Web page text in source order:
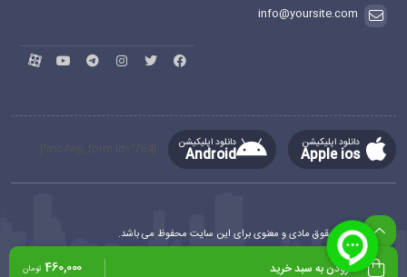
افزودن به سبد خرید 460,000 تومان
info@yoursite.com
دانلود اپلیکیشن
Apple ios
دانلود اپلیکیشن
Android
کلیه حقوق مادی و معنوی برای این سایت محفوظ می باشد.